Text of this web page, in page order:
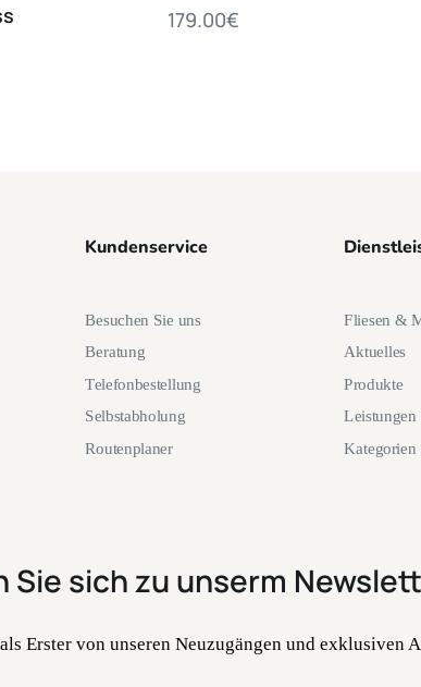
179.00€
Kundenservice
Besuchen Sie uns
Beratung
Telefonbestellung
Selbstabholung
Routenplaner
Fliesen &
Aktuelles
Produkte
Leistungen
Kategorien
Sie sich zu unserm
Erster von unseren Neuzugängen und exklusiven